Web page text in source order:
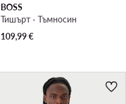
BOSS
Тишърт · Тъмносин
109,99€